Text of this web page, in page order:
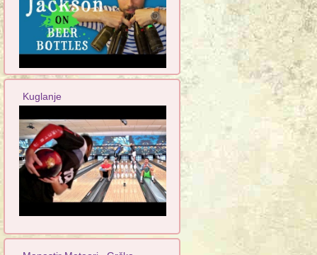
Kuglanje